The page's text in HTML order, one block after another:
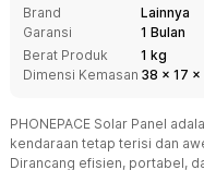
Brand
Lainnya
Garansi
1 Bulan
Berat Produk
1 kg
Dimensi Kemasan 38 x 17 x
PHONEPACE Solar Panel
kendaraan tetap terisi dan
Dirancang efisien, portabel,